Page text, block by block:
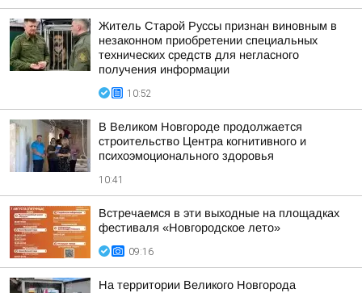
Житель Старой Руссы признан виновным в
незаконном приобретении специальных
технических средств для негласного
получения информации
10:52
В Великом Новгороде продолжается
строительство Центра когнитивного и
психоэмоционального здоровья
10:41
Встречаемся в эти выходные на площадках
фестиваля «Новгородское лето»
09:16
На территории Великого Новгорода